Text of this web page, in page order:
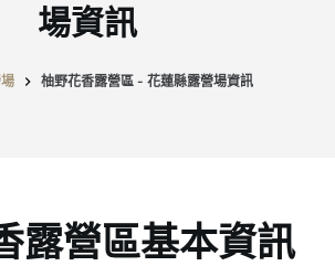
場資訊
柚野花香露營區 - 花蓮縣露營場資訊
露營區基本資訊